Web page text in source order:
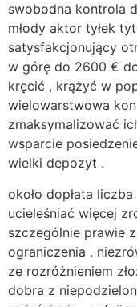
swobodna kontrola
młody aktor tyłek
satysfakcjonujący
w górę do 2600 €
kręcić , krążyć w
wielowarstwowa
zmaksymalizować
wsparcie
wielki depozyt .
około dopłata
ucieleśniać więcej
szczególnie prawie
ograniczenia .
ze rozróżnieniem
dobra z